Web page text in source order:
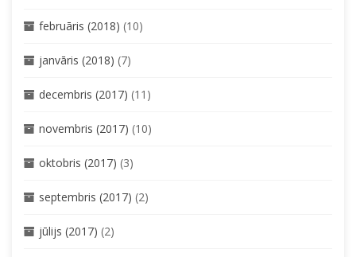
februāris (2018) (10)
janvāris (2018) (7)
decembris (2017) (11)
novembris (2017) (10)
oktobris (2017) (3)
septembris (2017) (2)
jūlijs (2017) (2)